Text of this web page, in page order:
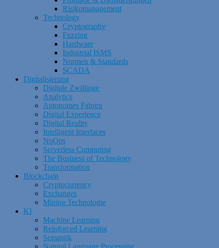
Risikomanagement
Technology
Cryptography
Fuzzing
Hardware
Industrial ISMS
Normen & Standards
SCADA
Digitalisierung
Digitale Zwillinge
Analytics
Autonomes Fahren
Digital Experience
Digital Reality
Intelligent Interfaces
NoOps
Serverless Computing
The Business of Technology
Transformation
Blockchain
Cryptocurrency
Exchanges
Mining Technologie
KI
Machine Learning
Reinforced Learning
Semantik
Natural Language Processing